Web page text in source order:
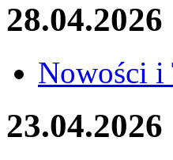
28.04.2026
Nowości i
23.04.2026